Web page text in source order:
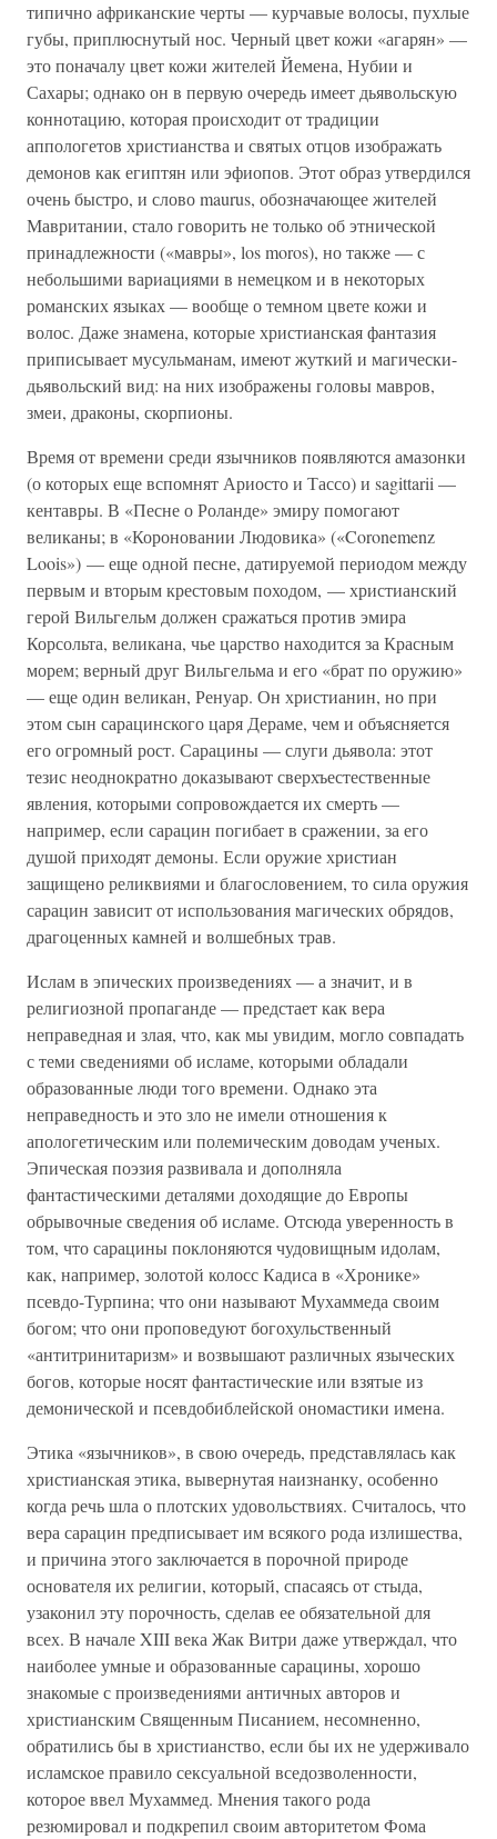
типично африканские черты — курчавые волосы, пухлые
губы, приплюснутый нос. Черный цвет кожи «агарян» —
это поначалу цвет кожи жителей Йемена, Нубии и
Сахары; однако он в первую очередь имеет дьявольскую
коннотацию, которая происходит от традиции
аппологетов христианства и святых отцов изображать
демонов как египтян или эфиопов. Этот образ утвердился
очень быстро, и слово maurus, обозначающее жителей
Мавритании, стало говорить не только об этнической
принадлежности («мавры», los moros), но также — с
небольшими вариациями в немецком и в некоторых
романских языках — вообще о темном цвете кожи и
волос. Даже знамена, которые христианская фантазия
приписывает мусульманам, имеют жуткий и магически-
дьявольский вид: на них изображены головы мавров,
змеи, драконы, скорпионы.
Время от времени среди язычников появляются амазонки
(о которых еще вспомнят Ариосто и Тассо) и sagittarii —
кентавры. В «Песне о Роланде» эмиру помогают
великаны; в «Короновании Людовика» («Coronemenz
Loois») — еще одной песне, датируемой периодом между
первым и вторым крестовым походом, — христианский
герой Вильгельм должен сражаться против эмира
Корсольта, великана, чье царство находится за Красным
морем; верный друг Вильгельма и его «брат по оружию»
— еще один великан, Ренуар. Он христианин, но при
этом сын сарацинского царя Дераме, чем и объясняется
его огромный рост. Сарацины — слуги дьявола: этот
тезис неоднократно доказывают сверхъестественные
явления, которыми сопровождается их смерть —
например, если сарацин погибает в сражении, за его
душой приходят демоны. Если оружие христиан
защищено реликвиями и благословением, то сила оружия
сарацин зависит от использования магических обрядов,
драгоценных камней и волшебных трав.
Ислам в эпических произведениях — а значит, и в
религиозной пропаганде — предстает как вера
неправедная и злая, что, как мы увидим, могло совпадать
с теми сведениями об исламе, которыми обладали
образованные люди того времени. Однако эта
неправедность и это зло не имели отношения к
апологетическим или полемическим доводам ученых.
Эпическая поэзия развивала и дополняла
фантастическими деталями доходящие до Европы
обрывочные сведения об исламе. Отсюда уверенность в
том, что сарацины поклоняются чудовищным идолам,
как, например, золотой колосс Кадиса в «Хронике»
псевдо-Турпина; что они называют Мухаммеда своим
богом; что они проповедуют богохульственный
«антитринитаризм» и возвышают различных языческих
богов, которые носят фантастические или взятые из
демонической и псевдобиблейской ономастики имена.
Этика «язычников», в свою очередь, представлялась как
христианская этика, вывернутая наизнанку, особенно
когда речь шла о плотских удовольствиях. Считалось, что
вера сарацин предписывает им всякого рода излишества,
и причина этого заключается в порочной природе
основателя их религии, который, спасаясь от стыда,
узаконил эту порочность, сделав ее обязательной для
всех. В начале XIII века Жак Витри даже утверждал, что
наиболее умные и образованные сарацины, хорошо
знакомые с произведениями античных авторов и
христианским Священным Писанием, несомненно,
обратились бы в христианство, если бы их не удерживало
исламское правило сексуальной вседозволенности,
которое ввел Мухаммед. Мнения такого рода
резюмировал и подкрепил своим авторитетом Фома